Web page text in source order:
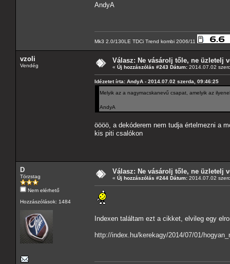
AndyA
Mk3 2.0/130LE TDCi Trend kombi 2006/11
vzoli
Vendég
Válasz: Ne vásárolj tőle, ne üzletelj
« Új hozzászólás #243 Dátum: 2014.07.02
Idézetet írta: AndyA - 2014.07.02 szerda, 09:46:25
Melyik az a nagymacskanevű csapat, amelyik az
AndyA
öööö, a dekóderem nem tudja értelmezni a
kis piti csalókon
D
Törzstag
Nem elérhető
Hozzászólások: 1484
Válasz: Ne vásárolj tőle, ne üzletelj
« Új hozzászólás #244 Dátum: 2014.07.02
Indexen találtam ezt a cikket, elvileg egy
http://index.hu/kerekagy/2014/07/01/